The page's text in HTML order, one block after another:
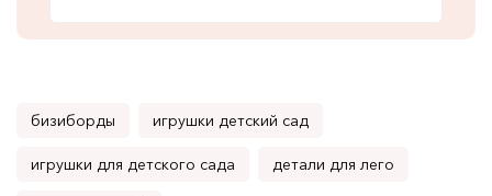
бизиборды игрушки детский сад
игрушки для детского сада детали для лего